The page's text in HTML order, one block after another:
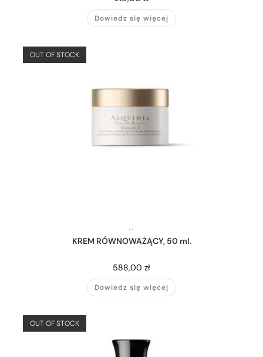
Dowiedz się więcej
OUT OF STOCK
, ,
KREM RÓWNOWAŻĄCY, 50 ml.
588,00 zł
Dowiedz się więcej
OUT OF STOCK